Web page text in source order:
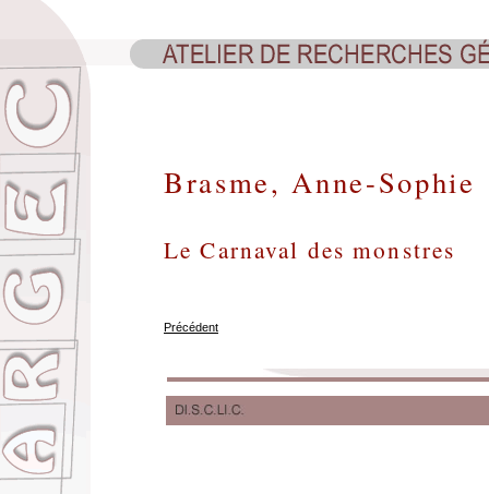
Brasme, Anne-Sophie
Le Carnaval des monstres
Précédent